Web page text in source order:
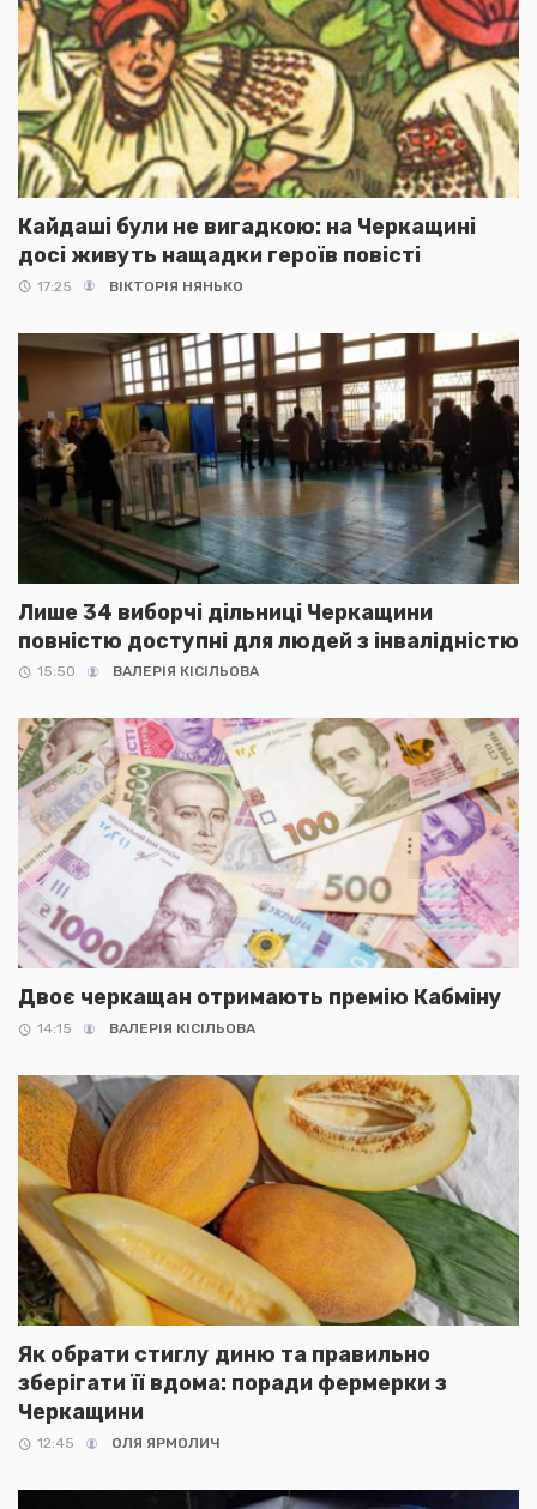
Кайдаші були не вигадкою: на Черкащині
досі живуть нащадки героїв повісті
17:25 ВІКТОРІЯ НЯНЬКО
Лише 34 виборчі дільниці Черкащини
повністю доступні для людей з інвалідністю
15:50 ВАЛЕРІЯ КІСІЛЬОВА
Двоє черкащан отримають премію Кабміну
14:15 ВАЛЕРІЯ КІСІЛЬОВА
Як обрати стиглу диню та правильно
зберігати її вдома: поради фермерки з
Черкащини
12:45 ОЛЯ ЯРМОЛИЧ